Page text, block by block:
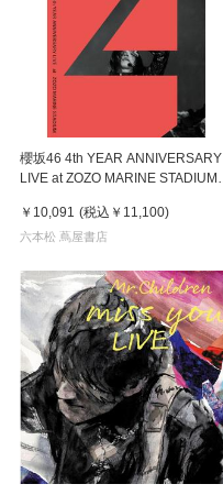
櫻坂46 4th YEAR ANNIVERSARY
LIVE at ZOZO MARINE STADIUM
￥10,091 (税込 ￥11,100)
六本松 蔦屋書店